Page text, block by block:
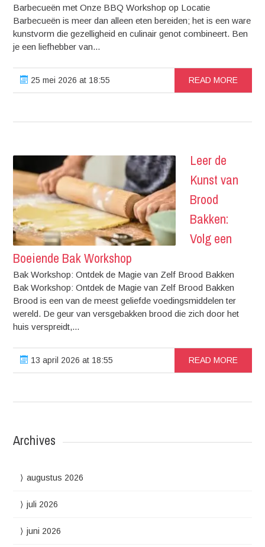
Barbecueën met Onze BBQ Workshop op Locatie
Barbecueën is meer dan alleen eten bereiden; het is een ware
kunstvorm die gezelligheid en culinair genot combineert. Ben
je een liefhebber van...
25 mei 2026 at 18:55 READ MORE
Leer de
Kunst van
Brood
Bakken:
Volg een
Boeiende Bak Workshop
Bak Workshop: Ontdek de Magie van Zelf Brood Bakken
Bak Workshop: Ontdek de Magie van Zelf Brood Bakken
Brood is een van de meest geliefde voedingsmiddelen ter
wereld. De geur van versgebakken brood die zich door het
huis verspreidt,...
13 april 2026 at 18:55 READ MORE
Archives
augustus 2026
juli 2026
juni 2026